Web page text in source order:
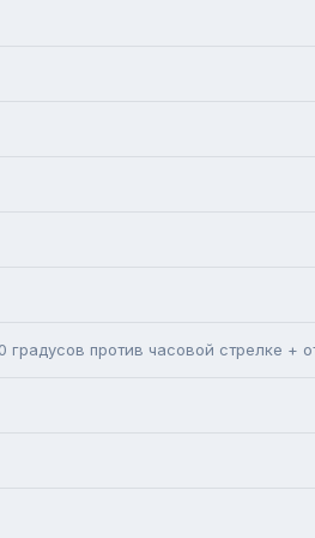
градусов против часовой стрелке +